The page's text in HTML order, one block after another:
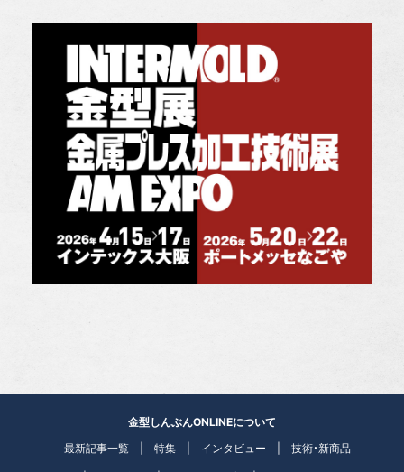
金型しんぶんONLINEについて
最新記事一覧
特集 インタビュー 技術・新商品